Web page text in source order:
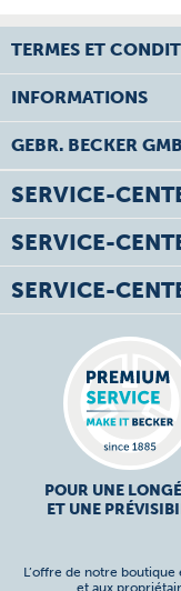
TERMES ET
INFORMATIONS
GEBR. BECKER
SERVICE-
SERVICE-
SERVICE-
POUR UNE
ET UNE
L’offre de notre boutique